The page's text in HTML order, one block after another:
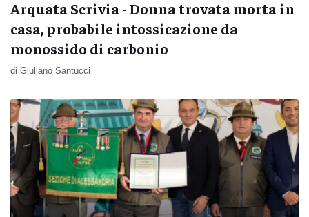
Arquata Scrivia - Donna trovata morta in
casa, probabile intossicazione da
monossido di carbonio
di Giuliano Santucci